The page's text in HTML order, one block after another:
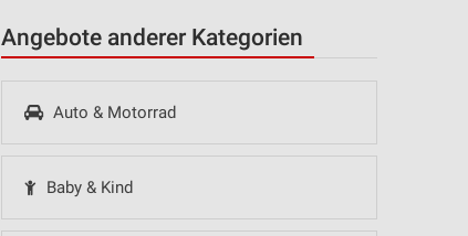
Angebote anderer Kategorien
Auto & Motorrad
Baby & Kind